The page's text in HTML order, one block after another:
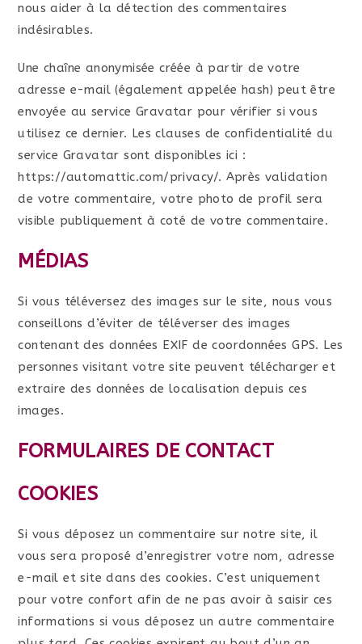
nous aider à la détection des commentaires
indésirables.
Une chaîne anonymisée créée à partir de votre
adresse e-mail (également appelée hash) peut être
envoyée au service Gravatar pour vérifier si vous
utilisez ce dernier. Les clauses de confidentialité du
service Gravatar sont disponibles ici :
https://automattic.com/privacy/. Après validation
de votre commentaire, votre photo de profil sera
visible publiquement à coté de votre commentaire.
MÉDIAS
Si vous téléversez des images sur le site, nous vous
conseillons d’éviter de téléverser des images
contenant des données EXIF de coordonnées GPS. Les
personnes visitant votre site peuvent télécharger et
extraire des données de localisation depuis ces
images.
FORMULAIRES DE CONTACT
COOKIES
Si vous déposez un commentaire sur notre site, il
vous sera proposé d’enregistrer votre nom, adresse
e-mail et site dans des cookies. C’est uniquement
pour votre confort afin de ne pas avoir à saisir ces
informations si vous déposez un autre commentaire